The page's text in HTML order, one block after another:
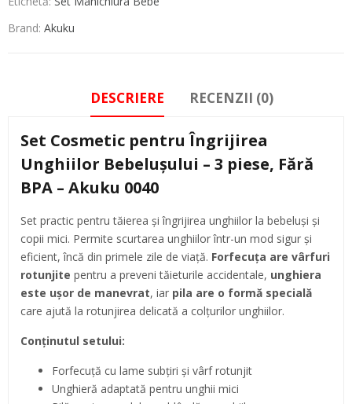
Brand: Akuku
DESCRIERE RECENZII (0)
Set Cosmetic pentru Îngrijirea
Unghiilor Bebelușului – 3 piese, Fără
BPA – Akuku 0040
Set practic pentru tăierea și îngrijirea unghiilor la bebeluși și
copii mici. Permite scurtarea unghiilor într-un mod sigur și
eficient, încă din primele zile de viață. Forfecuța are vârfuri
rotunjite pentru a preveni tăieturile accidentale, unghiera
este ușor de manevrat, iar pila are o formă specială
care ajută la rotunjirea delicată a colțurilor unghiilor.
Conținutul setului:
Forfecuță cu lame subțiri și vârf rotunjit
Unghieră adaptată pentru unghii mici